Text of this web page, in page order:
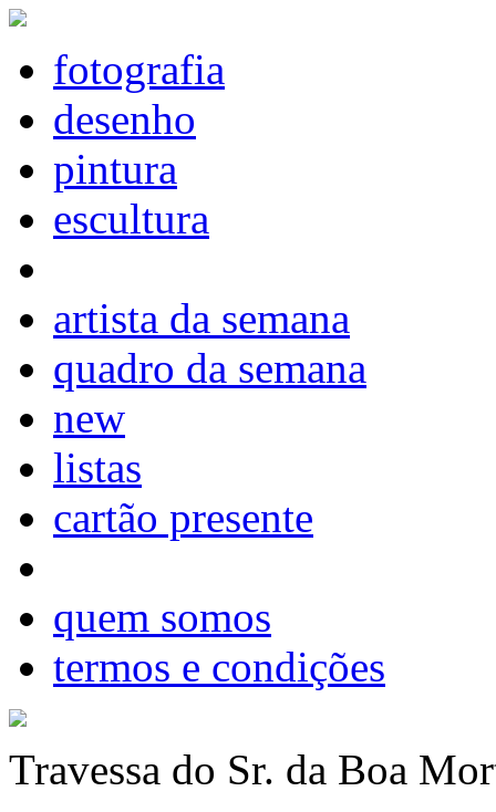
fotografia
desenho
pintura
escultura
artista da semana
quadro da semana
new
listas
cartão presente
quem somos
termos e condições
Travessa do Sr. da Boa